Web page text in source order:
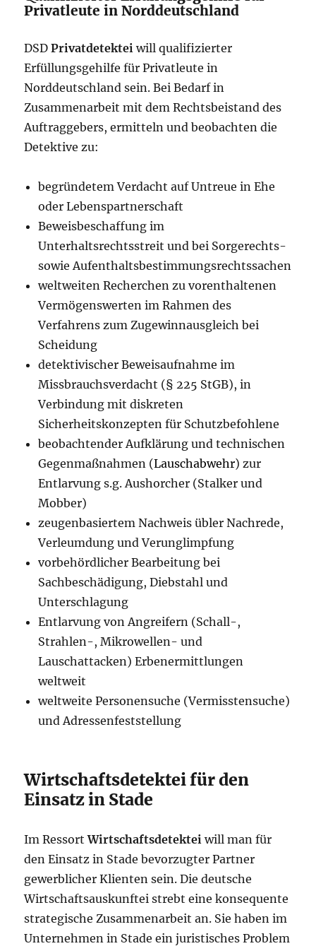
Privatleute in Norddeutschland
DSDPrivatdetektei will qualifizierter
Erfüllungsgehilfe für Privatleute in
Norddeutschland sein. Bei Bedarf in
Zusammenarbeit mit dem Rechtsbeistand des
Auftraggebers, ermitteln und beobachten die
Detektive zu:
begründetem Verdacht auf Untreue in Ehe
oder Lebenspartnerschaft
Beweisbeschaffung im
Unterhaltsrechtsstreit und bei Sorgerechts-
sowie Aufenthaltsbestimmungsrechtssachen
weltweiten Recherchen zu vorenthaltenen
Vermögenswerten im Rahmen des
Verfahrens zum Zugewinnausgleich bei
Scheidung
detektivischer Beweisaufnahme im
Missbrauchsverdacht (§ 225 StGB), in
Verbindung mit diskreten
Sicherheitskonzepten für Schutzbefohlene
beobachtender Aufklärung und technischen
Gegenmaßnahmen (Lauschabwehr) zur
Entlarvung s.g. Aushorcher (Stalker und
Mobber)
zeugenbasiertem Nachweis übler Nachrede,
Verleumdung und Verunglimpfung
vorbehördlicher Bearbeitung bei
Sachbeschädigung, Diebstahl und
Unterschlagung
Entlarvung von Angreifern (Schall-,
Strahlen-, Mikrowellen- und
Lauschattacken) Erbenermittlungen
weltweit
weltweite Personensuche (Vermisstensuche)
und Adressenfeststellung
Wirtschaftsdetektei für den
Einsatz in Stade
Im RessortWirtschaftsdetektei will man für
den Einsatz in Stade bevorzugter Partner
gewerblicher Klienten sein. Die deutsche
Wirtschaftsauskunftei strebt eine konsequente
strategische Zusammenarbeit an. Sie haben im
Unternehmen in Stade ein juristisches Problem